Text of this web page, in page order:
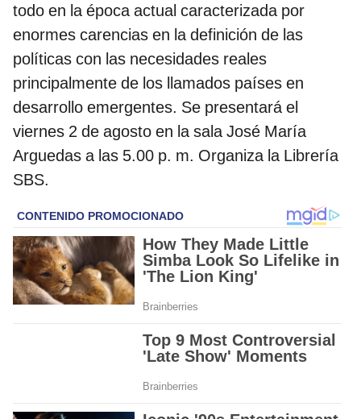
todo en la época actual caracterizada por
enormes carencias en la definición de las
políticas con las necesidades reales
principalmente de los llamados países en
desarrollo emergentes. Se presentará el
viernes 2 de agosto en la sala José María
Arguedas a las 5.00 p. m. Organiza la Librería
SBS.